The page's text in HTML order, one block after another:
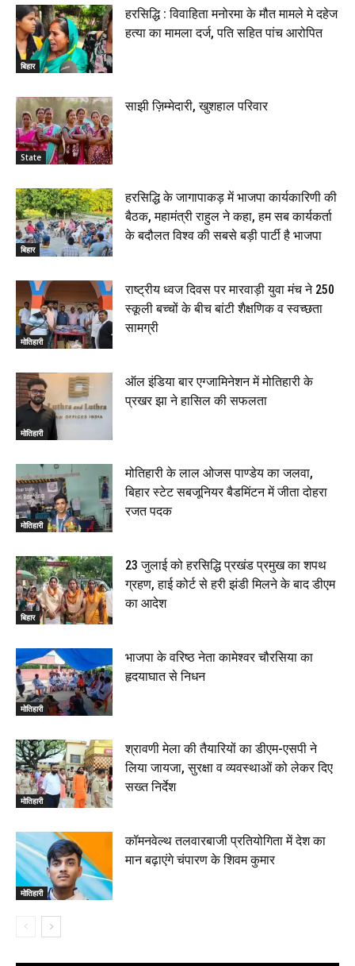
बिहार
हरसिद्धि : विवाहिता मनोरमा के मौत मामले मे दहेज
हत्या का मामला दर्ज, पति सहित पांच आरोपित
State
साझी ज़िम्मेदारी, खुशहाल परिवार
बिहार
हरसिद्धि के जागापाकड़ में भाजपा कार्यकारिणी की
बैठक, महामंत्री राहुल ने कहा, हम सब कार्यकर्ता
के बदौलत विश्व की सबसे बड़ी पार्टी है भाजपा
मोतिहारी
राष्ट्रीय ध्वज दिवस पर मारवाड़ी युवा मंच ने 250
स्कूली बच्चों के बीच बांटी शैक्षणिक व स्वच्छता
सामग्री
मोतिहारी
ऑल इंडिया बार एग्जामिनेशन में मोतिहारी के
प्रखर झा ने हासिल की सफलता
मोतिहारी
मोतिहारी के लाल ओजस पाण्डेय का जलवा,
बिहार स्टेट सबजूनियर बैडमिंटन में जीता दोहरा
रजत पदक
बिहार
23 जुलाई को हरसिद्धि प्रखंड प्रमुख का शपथ
ग्रहण, हाई कोर्ट से हरी झंडी मिलने के बाद डीएम
का आदेश
मोतिहारी
भाजपा के वरिष्ठ नेता कामेश्वर चौरसिया का
हृदयाघात से निधन
मोतिहारी
श्रावणी मेला की तैयारियों का डीएम-एसपी ने
लिया जायजा, सुरक्षा व व्यवस्थाओं को लेकर दिए
सख्त निर्देश
मोतिहारी
कॉमनवेल्थ तलवारबाजी प्रतियोगिता में देश का
मान बढ़ाएंगे चंपारण के शिवम कुमार